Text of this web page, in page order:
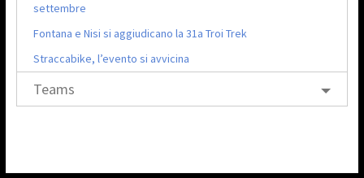
settembre
Fontana e Nisi si aggiudicano la 31a Troi Trek
Straccabike, l’evento si avvicina
Teams